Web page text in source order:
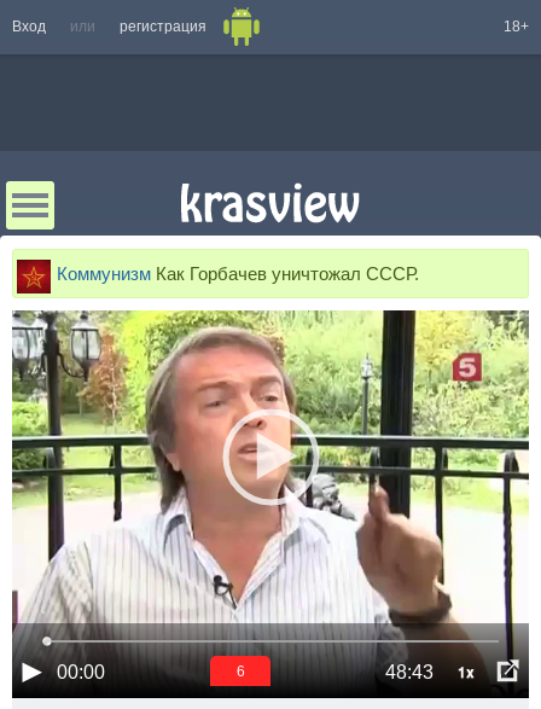
Вход или регистрация 18+
Коммунизм Как Горбачев уничтожал СССР.
00:00 48:43 1x
6